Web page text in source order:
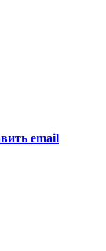
email